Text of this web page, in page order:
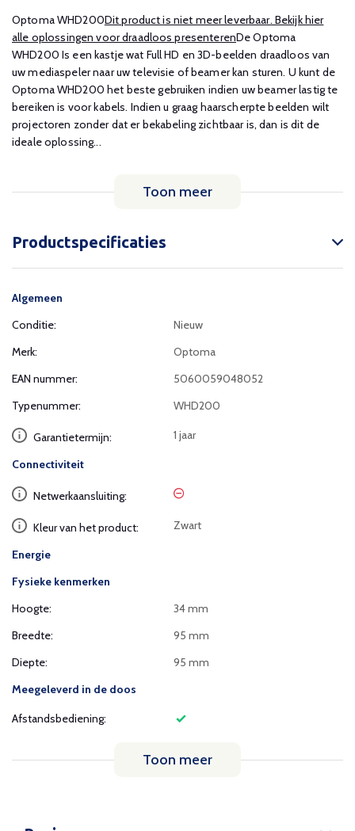
Optoma WHD200Dit product is niet meer leverbaar. Bekijk hier
alle oplossingen voor draadloos presenterenDe Optoma
WHD200 Is een kastje wat Full HD en 3D-beelden draadloos van
uw mediaspeler naar uw televisie of beamer kan sturen. U kunt de
Optoma WHD200 het beste gebruiken indien uw beamer lastig te
bereiken is voor kabels. Indien u graag haarscherpte beelden wilt
projectoren zonder dat er bekabeling zichtbaar is, dan is dit de
ideale oplossing...
Toon meer
Productspecificaties
Algemeen
Conditie:
Nieuw
Merk:
Optoma
EAN nummer:
5060059048052
Typenummer:
WHD200
Garantietermijn: 1 jaar
Connectiviteit
Netwerkaansluiting:
Kleur van het product: Zwart
Energie
Fysieke kenmerken
Hoogte:
34 mm
Breedte:
95 mm
Diepte:
95 mm
Meegeleverd in de doos
Afstandsbediening:
Toon meer